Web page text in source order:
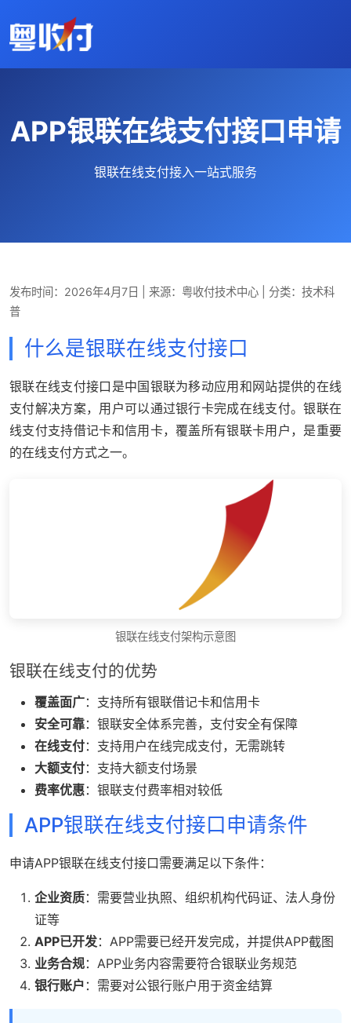
APP银联在线支付接口申请
银联在线支付接入一站式服务
发布时间：2026年4月7日 来源：粤收付技术中心
分类：技术科
普
什么是银联在线支付接口
银联在线支付接口是中国银联为移动应用和网站提供的在线
支付解决方案，用户可以通过银行卡完成在线支付。银联在
线支付支持借记卡和信用卡，覆盖所有银联卡用户，是重要
的在线支付方式之一。
银联在线支付架构示意图
银联在线支付的优势
覆盖面广：支持所有银联借记卡和信用卡
安全可靠：银联安全体系完善，支付安全有保障
在线支付：支持用户在线完成支付，无需跳转
大额支付：支持大额支付场景
费率优惠：银联支付费率相对较低
APP银联在线支付接口申请条件
申请APP银联在线支付接口需要满足以下条件：
企业资质：需要营业执照、组织机构代码证、法人身份
证等
APP已开发：APP需要已经开发完成，并提供APP截图
业务合规：APP业务内容需要符合银联业务规范
银行账户 ：需要对公银行账户用于资金结算